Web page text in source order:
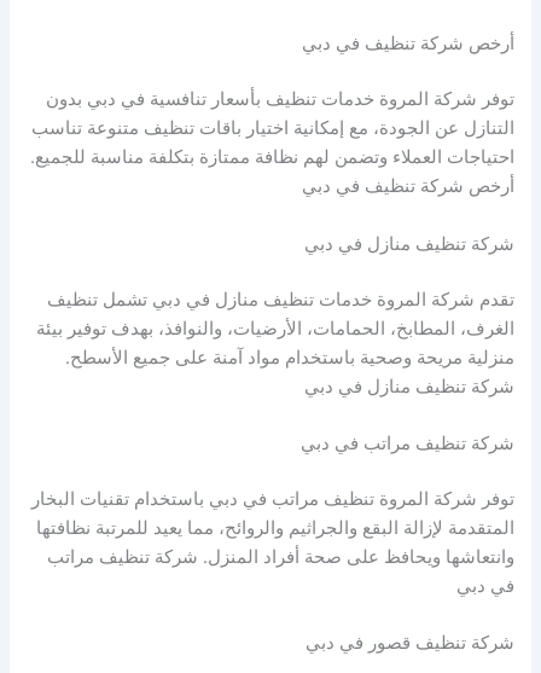
أرخص شركة تنظيف في دبي
توفر شركة المروة خدمات تنظيف بأسعار تنافسية في دبي بدون
التنازل عن الجودة، مع إمكانية اختيار باقات تنظيف متنوعة تناسب
احتياجات العملاء وتضمن لهم نظافة ممتازة بتكلفة مناسبة للجميع.
أرخص شركة تنظيف في دبي
شركة تنظيف منازل في دبي
تقدم شركة المروة خدمات تنظيف منازل في دبي تشمل تنظيف
الغرف، المطابخ، الحمامات، الأرضيات، والنوافذ، بهدف توفير بيئة
منزلية مريحة وصحية باستخدام مواد آمنة على جميع الأسطح.
شركة تنظيف منازل في دبي
شركة تنظيف مراتب في دبي
توفر شركة المروة تنظيف مراتب في دبي باستخدام تقنيات البخار
المتقدمة لإزالة البقع والجراثيم والروائح، مما يعيد للمرتبة نظافتها
وانتعاشها ويحافظ على صحة أفراد المنزل. شركة تنظيف مراتب
في دبي
شركة تنظيف قصور في دبي